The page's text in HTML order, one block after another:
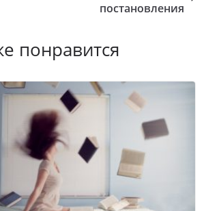
постановления
понравится